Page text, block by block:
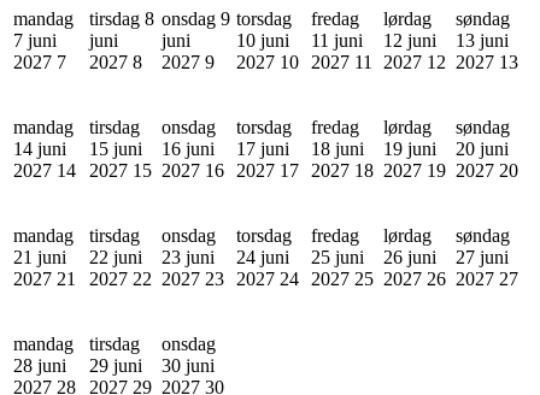
mandag
7 juni
2027 7
tirsdag 8
juni
2027 8
onsdag 9
juni
2027 9
torsdag
10 juni
2027 10
fredag
11 juni
2027 11
lørdag
12 juni
2027 12
søndag
13 juni
2027 13
mandag
14 juni
2027 14
tirsdag
15 juni
2027 15
onsdag
16 juni
2027 16
torsdag
17 juni
2027 17
fredag
18 juni
2027 18
lørdag
19 juni
2027 19
søndag
20 juni
2027 20
mandag
21 juni
2027 21
tirsdag
22 juni
2027 22
onsdag
23 juni
2027 23
torsdag
24 juni
2027 24
fredag
25 juni
2027 25
lørdag
26 juni
2027 26
søndag
27 juni
2027 27
mandag
28 juni
2027 28
tirsdag
29 juni
2027 29
onsdag
30 juni
2027 30